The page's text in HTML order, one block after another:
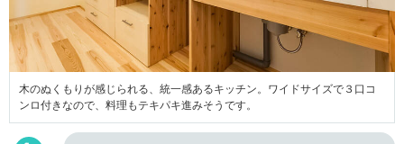
木のぬくもりが感じられる、統一感あるキッチン。ワイドサイズで３口コ
ンロ付きなので、料理もテキパキ進みそうです。